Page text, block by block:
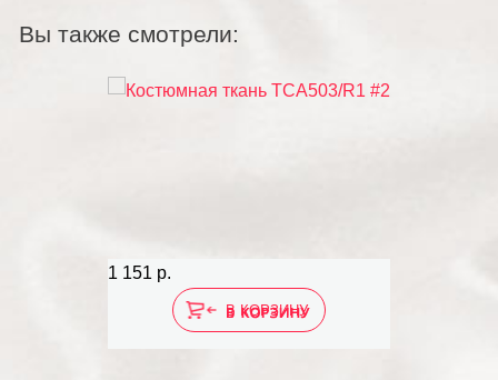
Вы также смотрели:
1 151 р.
В КОРЗИНУ